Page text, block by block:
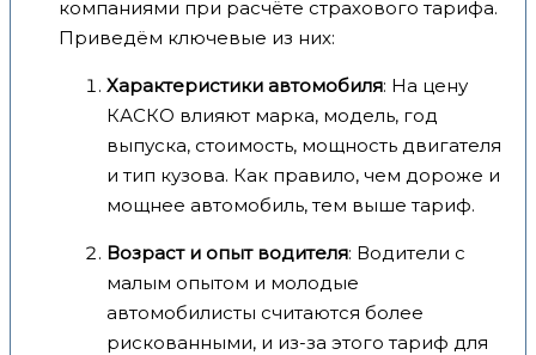
компаниями при расчёте страхового тарифа.
Приведём ключевые из них:
Характеристики автомобиля: На цену
КАСКО влияют марка, модель, год
выпуска, стоимость, мощность двигателя
и тип кузова. Как правило, чем дороже и
мощнее автомобиль, тем выше тариф.
Возраст и опыт водителя: Водители с
малым опытом и молодые
автомобилисты считаются более
рискованными, и из-за этого тариф для